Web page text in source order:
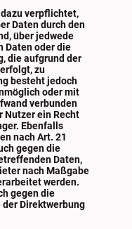
verpflichtet,
Daten durch den
über jedwede
Daten oder die
die aufgrund der
zu
besteht jedoch
oder mit
verbunden
Nutzer ein Recht
Ebenfalls
nach Art. 21
gegen die
Daten,
nach Maßgabe
werden.
gegen die
Direktwerbung